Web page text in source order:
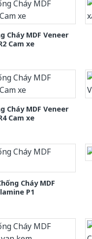
Cháy MDF Veneer
Cam xe
Cháy MDF Veneer
Cam xe
Cháy MDF
P1